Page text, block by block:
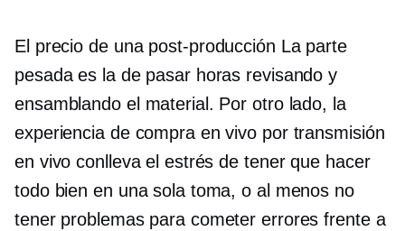
El precio de una post-producción La parte
pesada es la de pasar horas revisando y
ensamblando el material. Por otro lado, la
experiencia de compra en vivo por transmisión
en vivo conlleva el estrés de tener que hacer
todo bien en una sola toma, o al menos no
tener problemas para cometer errores frente a